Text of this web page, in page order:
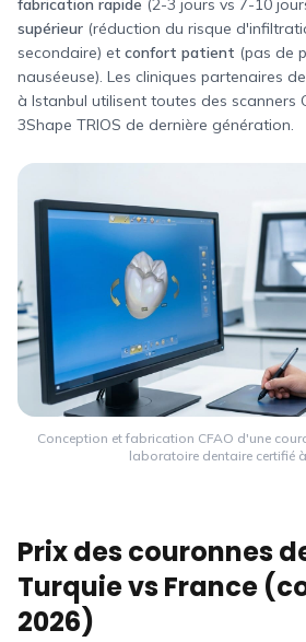
fabrication rapide (2-3 jours vs 7-10
supérieur (réduction du risque
secondaire) et confort patient (pas de
nauséeuse). Les cliniques partenaires
à Istanbul utilisent toutes des scanners
3Shape TRIOS de dernière génération.
Conception et fabrication CFAO d'une
laboratoire dentaire certifié
Prix des couronnes
Turquie vsFrance
2026)